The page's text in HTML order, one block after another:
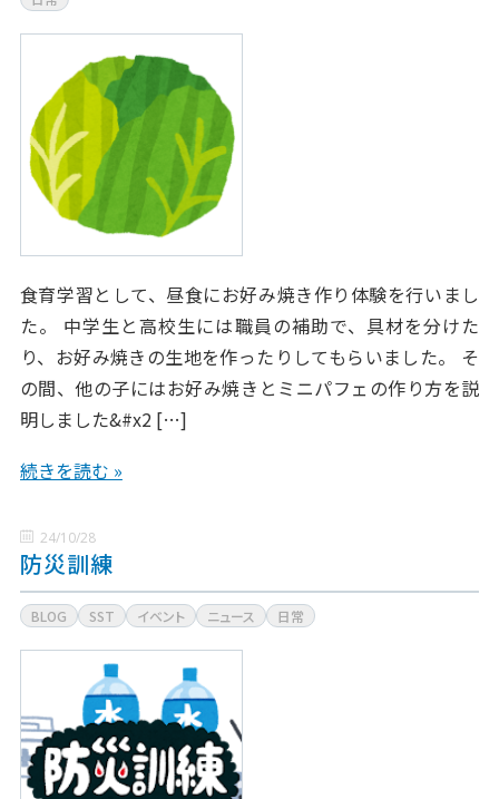
食育学習として、昼食にお好み焼き作り体験を行いまし
た。 中学生と高校生には職員の補助で、具材を分けた
り、お好み焼きの生地を作ったりしてもらいました。 そ
の間、他の子にはお好み焼きとミニパフェの作り方を説
明しました&#x2 […]
続きを読む »
24/10/28
防災訓練
BLOG SST イベント ニュース 日常